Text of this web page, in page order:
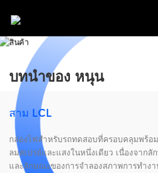
สินค้า
บทนำของ หนุน
สาม LCL
กล่องไฟสำหรับรถทดสอบที่ครอบคลุมพร้
ลมสเปรย์และแสงในหนึ่งเดียว เนื่องจากลั
และลักษณะของการจำลองสภาพการทำง